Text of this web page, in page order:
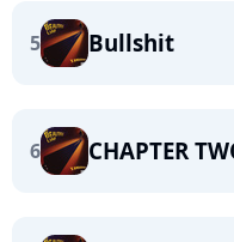
5 Bullshit
6 CHAPTER